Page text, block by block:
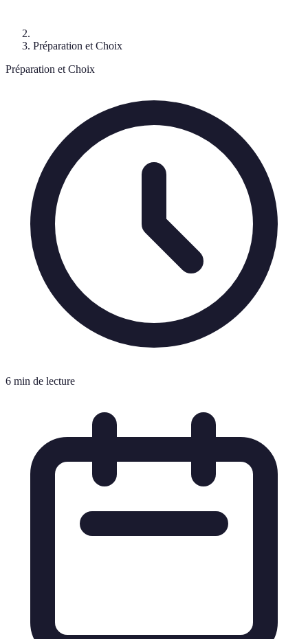
Préparation et Choix
Préparation et Choix
6 min de lecture